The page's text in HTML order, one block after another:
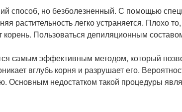
способ, но безболезненный. С помощью
растительность легко устраняется. Плохо
корень. Пользоваться депиляционным
самым эффективным методом, который
вглубь корня и разрушает его.
Основным недостатком такой процедуры